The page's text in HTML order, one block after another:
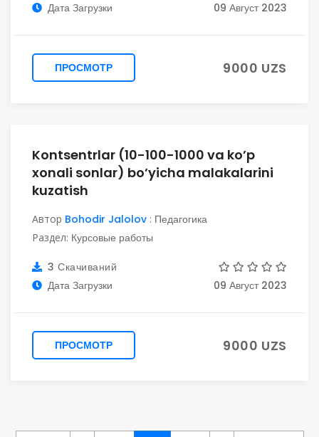
Дата Загрузки
09 Август 2023
ПРОСМОТР 9000 UZS
Kontsentrlar (10-100-1000 va ko’p
xonali sonlar) bo’yicha malakalarini
kuzatish
Автор Bohodir Jalolov : Педагогика
Раздел: Курсовые работы
3 Скачиваний
Дата Загрузки
09 Август 2023
ПРОСМОТР 9000 UZS